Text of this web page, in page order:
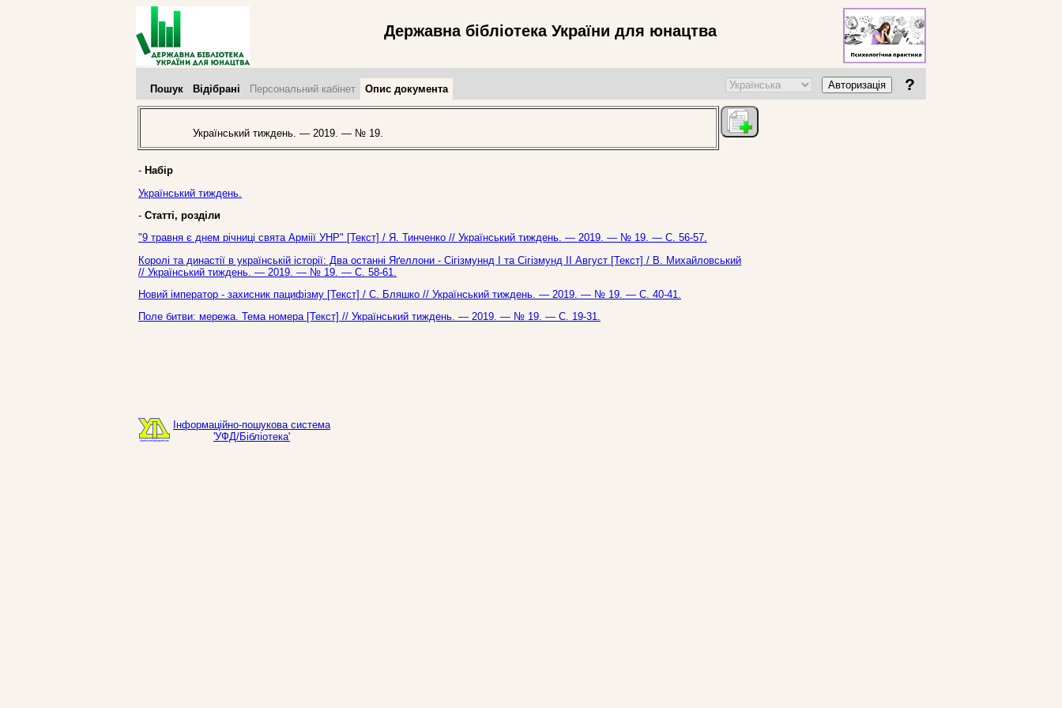
Державна бібліотека України для юнацтва
Пошук Відібрані Персональний кабінет Опис документа Авторизація ?
Український тиждень. — 2019. — № 19.
- Набір
Український тиждень.
- Статті, розділи
"9 травня є днем річниці свята Арміії УНР" [Текст] / Я. Тинченко // Український тиждень. — 2019. — № 19. — С. 56-57.
Королі та династії в українській історії: Два останні Яґеллони - Сігізмуннд І та Сігізмунд ІІ Август [Текст] / В. Михайловський
// Український тиждень. — 2019. — № 19. — С. 58-61.
Новий імператор - захисник пацифізму [Текст] / С. Бляшко // Український тиждень. — 2019. — № 19. — С. 40-41.
Поле битви: мережа. Тема номера [Текст] // Український тиждень. — 2019. — № 19. — С. 19-31.
Інформаційно-пошукова система
'УФД/Бібліотека'